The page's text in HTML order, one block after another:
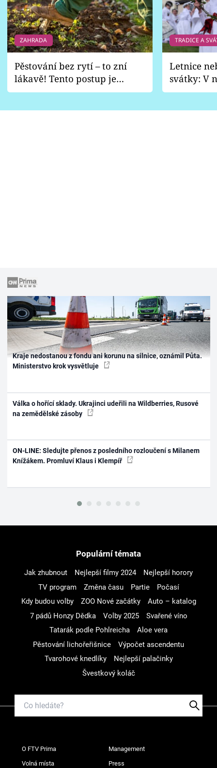
ZAHRADA
Pěstování bez rytí – to zní
lákavě! Tento postup je
vhodný jen pro některé
TRADICE A
Letnice
svátky: V
pondělí
Kraje nedostanou z fondu ani korunu na silnice, oznámil Půta.
Ministerstvo krok vysvětluje
Válka o hořící sklady. Ukrajinci udeřili na Wildberries, Rusové
na zemědělské zásoby
ON-LINE: Sledujte přenos z posledního rozloučení s Milanem
Knížákem. Promluví Klaus i Klempíř
Populární témata
Jak zhubnout Nejlepší filmy 2024
Nejlepší horory
TV program
Změna času Partie
Počasí
Kdy budou volby
ZOO Nové začátky
Auto – katalog
7 pádů Honzy Dědka
Volby 2025
Svařené víno
Tatarák podle Pohlreicha
Aloe vera
Pěstování lichořeřišnice
Výpočet ascendentu
Tvarohové knedlíky
Nejlepší palačinky
Švestkový koláč
O FTV Prima Management
Volná místa Press